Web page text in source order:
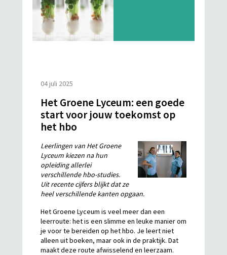
04 juli 2025
Het Groene Lyceum: een goede
start voor jouw toekomst op
het hbo
Leerlingen van Het Groene
Lyceum kiezen na hun
opleiding allerlei
verschillende hbo-studies.
Uit recente cijfers blijkt dat ze
heel verschillende kanten opgaan.
Het Groene Lyceum is veel meer dan een
leerroute: het is een slimme en leuke manier om
je voor te bereiden op het hbo. Je leert niet
alleen uit boeken, maar ook in de praktijk. Dat
maakt deze route afwisselend en leerzaam.